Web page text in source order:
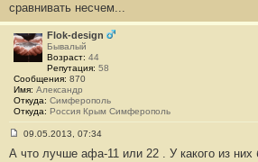
б
щ
е
н
и
#
3
сравнивать несчем...
Flok-design
Бывалый
Возраст: 44
Репутация: 58
Сообщения: 870
Имя: Александр
Откуда: Симферополь
Откуда: Россия Крым Симферополь
о
09.05.2013, 07:34
А что лучше афа-11 или 22 . У какого из них